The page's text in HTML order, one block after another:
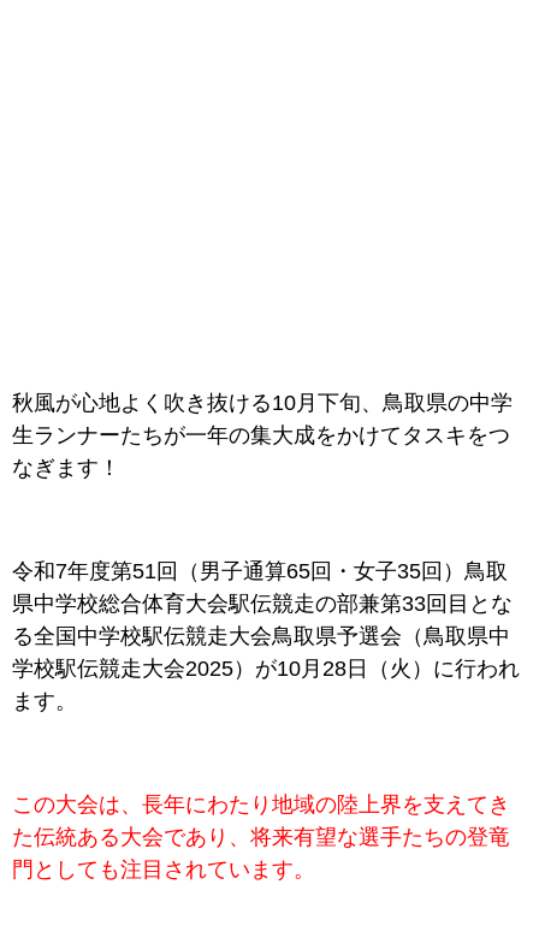
秋風が心地よく吹き抜ける10月下旬、鳥取県の中学
生ランナーたちが一年の集大成をかけてタスキをつ
なぎます！
令和7年度第51回（男子通算65回・女子35回）鳥取
県中学校総合体育大会駅伝競走の部兼第33回目とな
る全国中学校駅伝競走大会鳥取県予選会（鳥取県中
学校駅伝競走大会2025）が10月28日（火）に行われ
ます。
この大会は、長年にわたり地域の陸上界を支えてき
た伝統ある大会であり、将来有望な選手たちの登竜
門としても注目されています。